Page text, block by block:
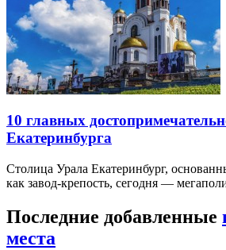
10 главных
Екатеринбурга
Столица Урала Екатеринбург,
как завод-крепость, сегодня —
Последние добавленные
места